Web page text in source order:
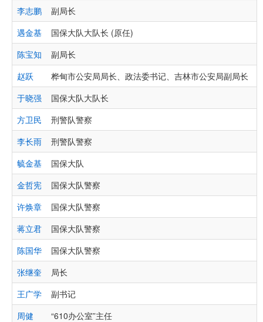
李志鹏
副局长
遇金基
国保大队大队长 (原任)
陈宝知
副局长
赵跃
桦甸市公安局局长、政法委书记、吉林市公安局副局长
于晓强
国保大队大队长
方卫民
刑警队警察
李长雨
刑警队警察
毓金基
国保大队
金哲宪
国保大队警察
许焕章
国保大队警察
蒋立君
国保大队警察
陈国华
国保大队警察
张继奎
局长
王广学
副书记
周健
“610办公室”主任